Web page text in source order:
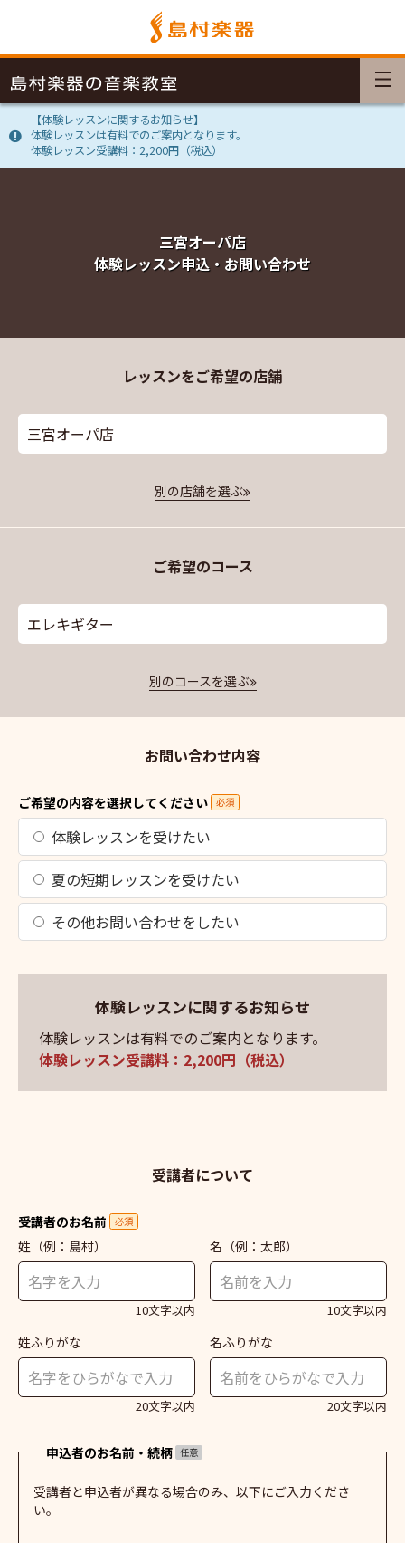
【体験レッスンに関するお知らせ】
体験レッスンは有料でのご案内となります。
体験レッスン受講料：2,200円（税込）
三宮オーパ店
体験レッスン申込・お問い合わせ
レッスンをご希望の店舗
三宮オーパ店
別の店舗を選ぶ
ご希望のコース
エレキギター
別のコースを選ぶ
お問い合わせ内容
ご希望の内容を選択してください 必須
体験レッスンを受けたい
夏の短期レッスンを受けたい
その他お問い合わせをしたい
体験レッスンに関するお知らせ
体験レッスンは有料でのご案内となります。
体験レッスン受講料：2,200円（税込）
受講者について
受講者のお名前 必須
姓 （例：島村）
10文字以内
名 （例：太郎）
10文字以内
姓ふりがな
20文字以内
名ふりがな
20文字以内
申込者のお名前・続柄 任意
受講者と申込者が異なる場合のみ、以下にご入力くださ
い。